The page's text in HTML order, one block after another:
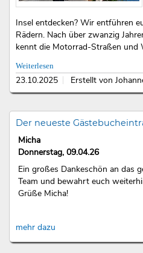
Insel entdecken? Wir entführen
Rädern. Nach über zwanzig
kennt die Motorrad-Straßen und
Weiterlesen
23.10.2025 Erstellt von
Der neueste
Micha
Donnerstag, 09.04.26
Ein großes Dankeschön an das
Team und bewahrt euch
Grüße Micha!
mehr dazu